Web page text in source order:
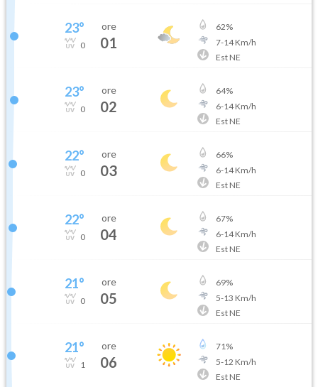
23°
0
ore
01
62%
7-14Km/h
Est NE
23°
0
ore
02
64%
6-14Km/h
Est NE
22°
0
ore
03
66%
6-14Km/h
Est NE
22°
0
ore
04
67%
6-14Km/h
Est NE
21°
0
ore
05
69%
5-13 Km/h
Est NE
21°
1
ore
06
71%
5-12 Km/h
Est NE